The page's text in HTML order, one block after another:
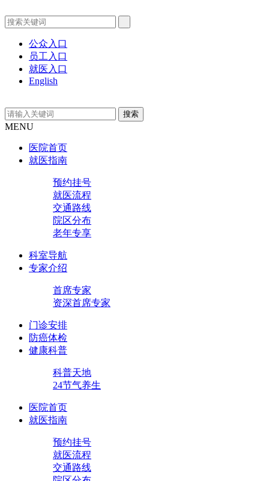
公众入口
员工入口
就医入口
English
MENU
医院首页
就医指南
预约挂号
就医流程
交通路线
院区分布
老年专享
科室导航
专家介绍
首席专家
资深首席专家
门诊安排
防癌体检
健康科普
科普天地
24节气养生
医院首页
就医指南
预约挂号
就医流程
交通路线